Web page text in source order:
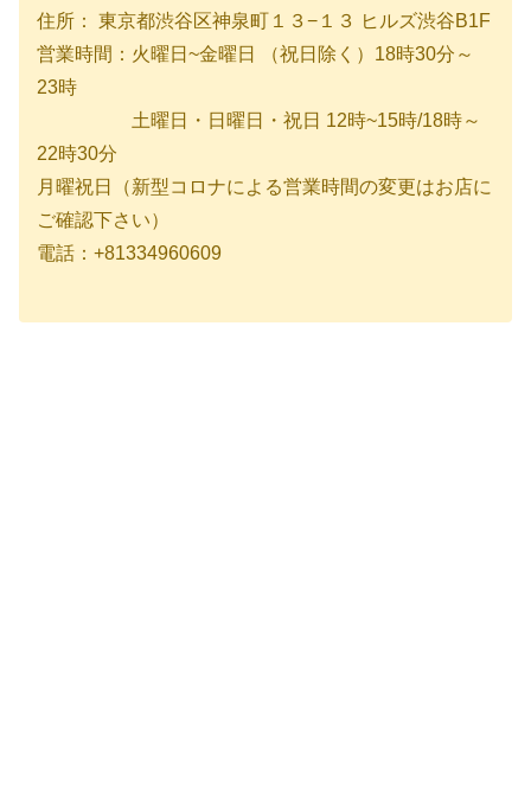
住所： 東京都渋谷区神泉町１３−１３ ヒルズ渋谷B1F
営業時間：火曜日~金曜日 （祝日除く）18時30分～
23時
土曜日・日曜日・祝日 12時~15時/18時～
22時30分
月曜祝日（新型コロナによる営業時間の変更はお店に
ご確認下さい）
電話：+81334960609